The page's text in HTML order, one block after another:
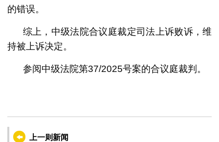
的错误。
综上，中级法院合议庭裁定司法上诉败诉，维
持被上诉决定。
参阅中级法院第37/2025号案的合议庭裁判。
上一则新闻